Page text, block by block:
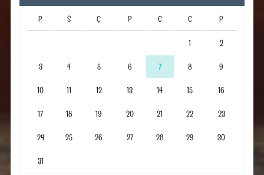
P S Ç P C C P
1 2
3 4 5 6 7 8 9
10 11 12 13 14 15 16
17 18 19 20 21 22 23
24 25 26 27 28 29 30
31